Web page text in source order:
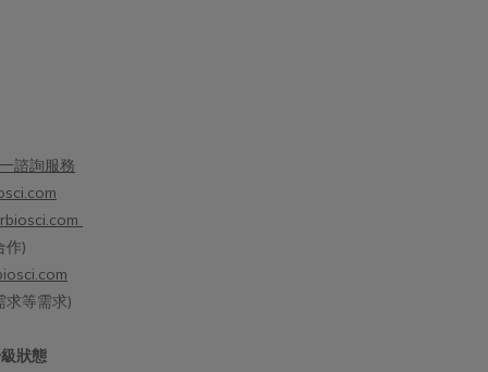
諮詢服務
作)
求等需求)
狀態